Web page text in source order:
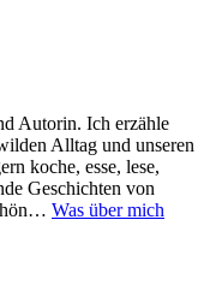
Autorin. Ich erzähle
Alltag und unseren
koche, esse, lese,
Geschichten von
Was über mich